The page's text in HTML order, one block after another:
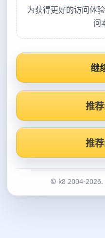
为获得更好的访问体
问
继
推
推
© k8 2004-